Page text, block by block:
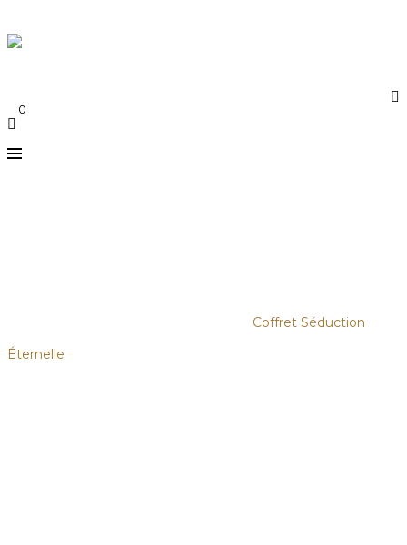
0
Coffret Séduction
Éternelle